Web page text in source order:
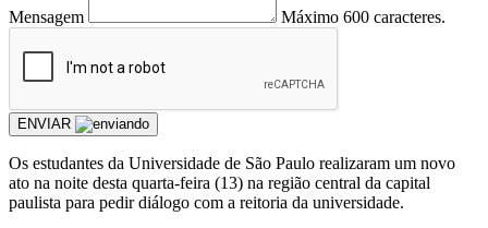
Mensagem Máximo 600 caracteres.
ENVIAR
Os estudantes da Universidade de São Paulo realizaram um novo
ato na noite desta quarta-feira (13) na região central da capital
paulista para pedir diálogo com a reitoria da universidade.